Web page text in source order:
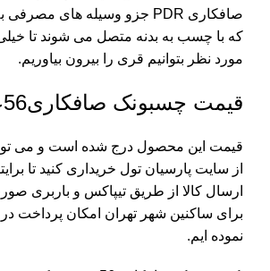
صافکاری PDR
جزو وسیله های مصرفی
که با چسب به بدنه متصل می شوند تا خیلی
مورد نظر بتوانیم قری را بیرون بیاوریم.
قیمت چسبونک صافکاری56عددی ترکیه
قیمت این محصول درج شده است و می
از سایت پارسیان تول خریداری کنید تا
ارسال کالا از طریق تیپاکس و باربری
برای ساکنین شهر تهران امکان پرداخت
نموده ایم.